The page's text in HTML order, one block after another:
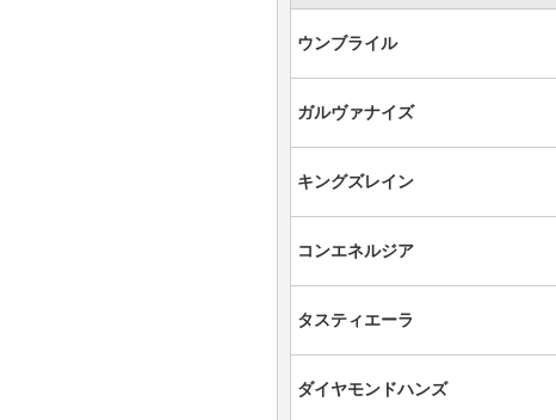
ウンブライル
ガルヴァナイズ
キングズレイン
コンエネルジア
タスティエーラ
ダイヤモンドハンズ